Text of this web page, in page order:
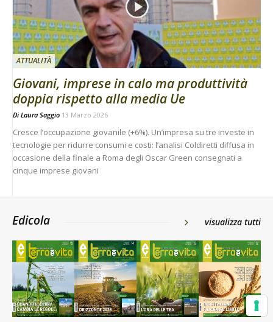
ATTUALITÀ
Giovani, imprese in calo ma produttività
doppia rispetto alla media Ue
Di Laura Saggio 13 Marzo 2026
Cresce l’occupazione giovanile (+6%). Un’impresa su tre investe in
tecnologie per ridurre consumi e costi: l’analisi Coldiretti diffusa in
occasione della finale a Roma degli Oscar Green consegnati a
cinque imprese giovani
Edicola visualizza tutti